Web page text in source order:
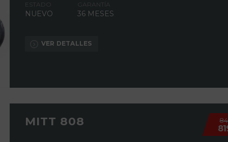
ESTADO
NUEVO
GARANTÍA
36 MESES
VER DETALLES
MITT 808